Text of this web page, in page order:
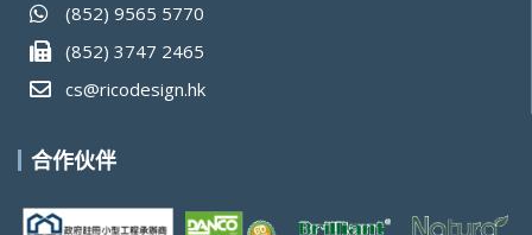
(852) 9565 5770
(852) 3747 2465
cs@ricodesign.hk
合作伙伴